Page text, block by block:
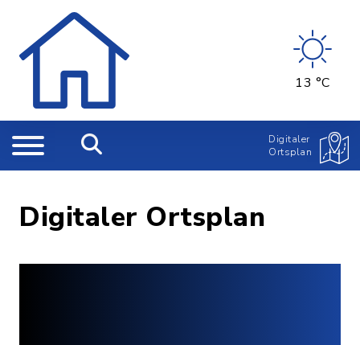
13 °C
Digitaler
Ortsplan
Digitaler Ortsplan